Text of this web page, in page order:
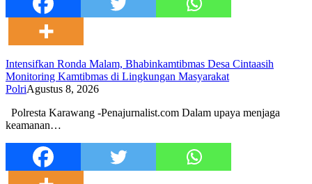
Intensifkan Ronda Malam, Bhabinkamtibmas Desa Cintaasih
Monitoring Kamtibmas di Lingkungan Masyarakat
PolriAgustus 8, 2026
Polresta Karawang -Penajurnalist.com Dalam upaya menjaga
keamanan…